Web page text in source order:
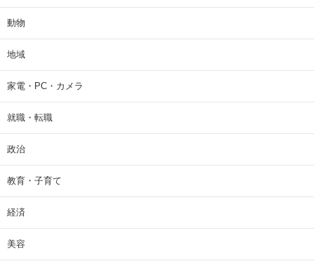
動物
地域
家電・PC・カメラ
就職・転職
政治
教育・子育て
経済
美容